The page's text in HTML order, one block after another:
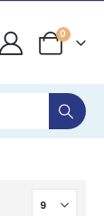
0